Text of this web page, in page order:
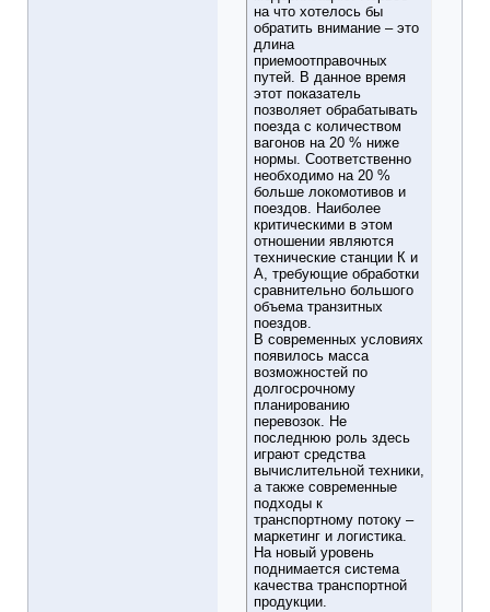
на что хотелось бы
обратить внимание – это
длина
приемоотправочных
путей. В данное время
этот показатель
позволяет обрабатывать
поезда с количеством
вагонов на 20 % ниже
нормы. Соответственно
необходимо на 20 %
больше локомотивов и
поездов. Наиболее
критическими в этом
отношении являются
технические станции К и
А, требующие обработки
сравнительно большого
объема транзитных
поездов.
В современных условиях
появилось масса
возможностей по
долгосрочному
планированию
перевозок. Не
последнюю роль здесь
играют средства
вычислительной техники,
а также современные
подходы к
транспортному потоку –
маркетинг и логистика.
На новый уровень
поднимается система
качества транспортной
продукции.